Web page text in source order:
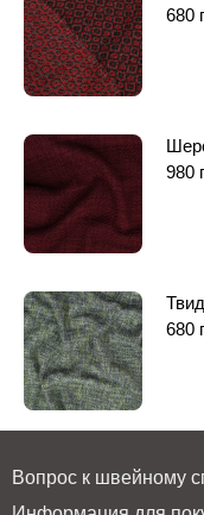
680
980
Твид
680
Вопрос к швейному